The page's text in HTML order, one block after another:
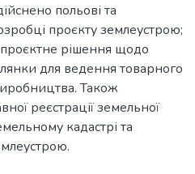
польові та
проєкту землеустрою;
рішення щодо
для ведення товарного
Також
реєстрації земельної
кадастрі та